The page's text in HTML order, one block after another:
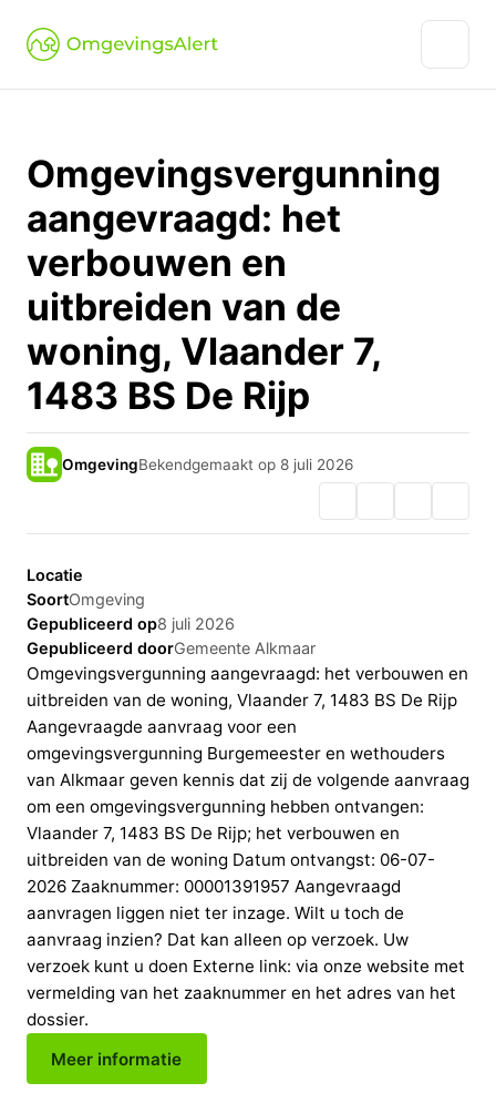
Omgevingsvergunning
aangevraagd: het
verbouwen en
uitbreiden van de
woning, Vlaander 7,
1483 BS De Rijp
OmgevingBekendgemaakt op 8 juli 2026
Locatie
SoortOmgeving
Gepubliceerd op8 juli 2026
Gepubliceerd doorGemeente Alkmaar
Omgevingsvergunning aangevraagd: het verbouwen en
uitbreiden van de woning, Vlaander 7, 1483 BS De Rijp
Aangevraagde aanvraag voor een
omgevingsvergunning Burgemeester en wethouders
van Alkmaar geven kennis dat zij de volgende aanvraag
om een omgevingsvergunning hebben ontvangen:
Vlaander 7, 1483 BS De Rijp; het verbouwen en
uitbreiden van de woning Datum ontvangst: 06-07-
2026 Zaaknummer: 00001391957 Aangevraagd
aanvragen liggen niet ter inzage. Wilt u toch de
aanvraag inzien? Dat kan alleen op verzoek. Uw
verzoek kunt u doen Externe link: via onze website met
vermelding van het zaaknummer en het adres van het
dossier.
Meer informatie